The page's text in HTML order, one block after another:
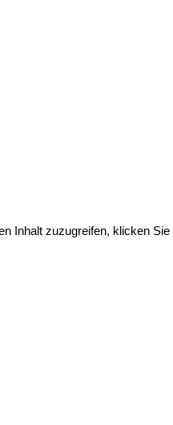
Inhalt zuzugreifen, klicken